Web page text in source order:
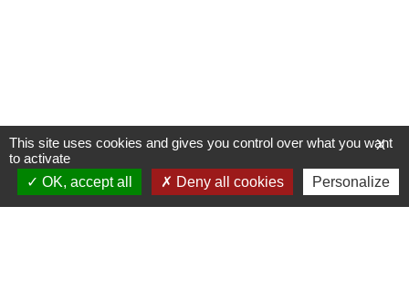
X
This site uses cookies and gives you control over what you want
to activate
OK, accept all
Deny all cookies Personalize